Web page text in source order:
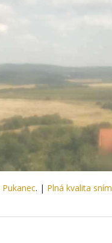
Pukanec. | Plná kvalita